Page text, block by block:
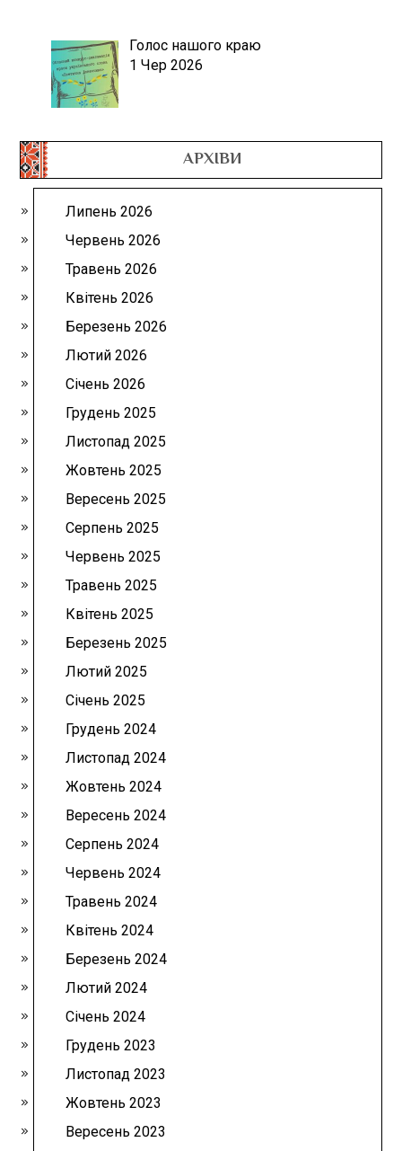
Голос нашого краю
1 Чер 2026
АРХІВИ
Липень 2026
Червень 2026
Травень 2026
Квітень 2026
Березень 2026
Лютий 2026
Січень 2026
Грудень 2025
Листопад 2025
Жовтень 2025
Вересень 2025
Серпень 2025
Червень 2025
Травень 2025
Квітень 2025
Березень 2025
Лютий 2025
Січень 2025
Грудень 2024
Листопад 2024
Жовтень 2024
Вересень 2024
Серпень 2024
Червень 2024
Травень 2024
Квітень 2024
Березень 2024
Лютий 2024
Січень 2024
Грудень 2023
Листопад 2023
Жовтень 2023
Вересень 2023